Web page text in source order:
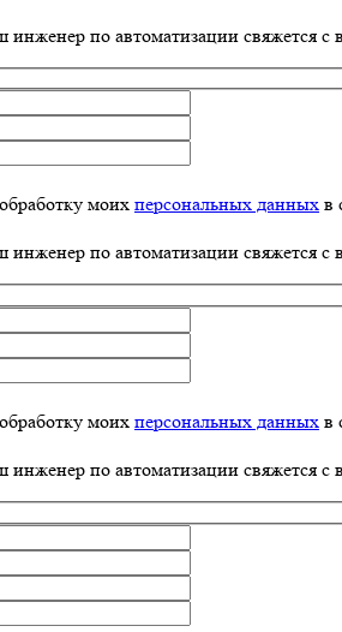
по автоматизации свяжется с
моих персональных данных в
по автоматизации свяжется с
моих персональных данных в
по автоматизации свяжется с